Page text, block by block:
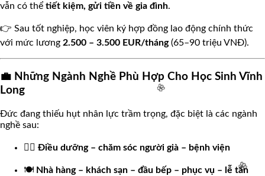
🧧
vẫn có thểtiết kiệm, gửi tiền về gia đình.
👉 Sau tốt nghiệp, học viên ký hợp đồng lao động chính thức
với mức lương 2.500 – 3.500 EUR/tháng(65–90 triệu VNĐ).
💼 Những Ngành Nghề Phù Hợp Cho Học Sinh Vĩnh
Long
Đức đang thiếu hụt nhân lực trầm trọng, đặc biệt là các ngành
nghề sau:
Điều dưỡng – chăm sóc người già – bệnh viện
🍽️ Nhà hàng – khách sạn – đầu bếp – phục vụ – lễ tân